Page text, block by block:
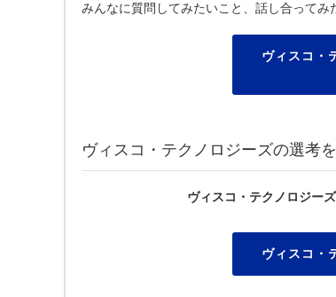
みんなに質問してみたいこと、話し合ってみ
ヴィスコ・
ヴィスコ・テクノロジーズの選考
ヴィスコ・テクノロジー
ヴィスコ・